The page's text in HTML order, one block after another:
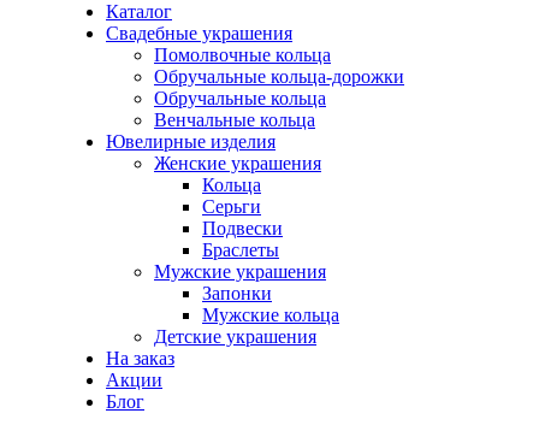
Каталог
Свадебные украшения
Помолвочные кольца
Обручальные кольца-дорожки
Обручальные кольца
Венчальные кольца
Ювелирные изделия
Женские украшения
Кольца
Серьги
Подвески
Браслеты
Мужские украшения
Запонки
Мужские кольца
Детские украшения
На заказ
Акции
Блог